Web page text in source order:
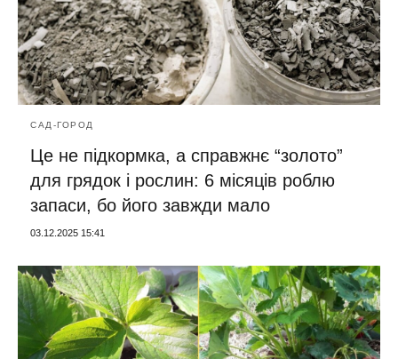
САД-ГОРОД
Це не підкормка, а справжнє “золото”
для грядок і рослин: 6 місяців роблю
запаси, бо його завжди мало
03.12.2025 15:41